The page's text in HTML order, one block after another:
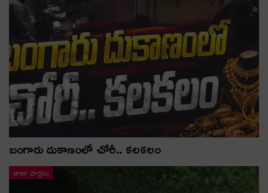
బంగారు దుకాణంలో చోరీ.. కలకలం
తాజా వార్తలు